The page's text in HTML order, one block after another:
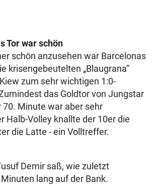
Tor war schön
schön anzusehen war Barcelonas
krisengebeutelten „Blaugrana“
zum sehr wichtigen 1:0-
das Goldtor von Jungstar
70. Minute war aber sehr
Halb-Volley knallte der 10er die
die Latte - ein Volltreffer.
Demir saß, wie zuletzt
lang auf der Bank.